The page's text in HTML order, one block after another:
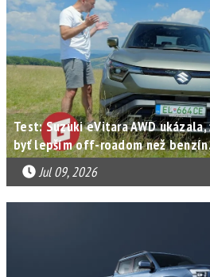
Test: Suzuki eVitara AWD
byť lepším off-roadom než
Jul 09, 2026